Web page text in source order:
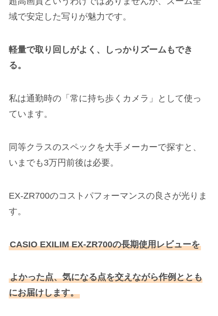
域で安定した写りが魅力です。
軽量で取り回しがよく、しっかりズームもでき
る。
私は通勤時の「常に持ち歩くカメラ」として使っ
ています。
同等クラスのスペックを大手メーカーで探すと、
いまでも3万円前後は必要。
EX-ZR700のコストパフォーマンスの良さが光りま
す。
CASIO EXILIM EX-ZR700の長期使用レビューを
よかった点、気になる点を交えながら作例ととも
にお届けします。